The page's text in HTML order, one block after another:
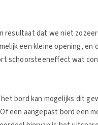
resultaat dat we niet
een kleine opening, en
schoorsteeneffect wat
het bord kan mogelijks dit
een aangepast bord een